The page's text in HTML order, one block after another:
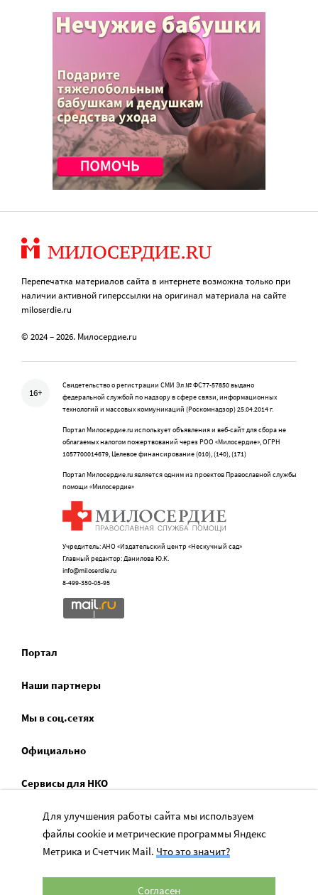
Перепечатка материалов сайта в интернете возможна только при
наличии активной гиперссылки на оригинал материала на сайте
miloserdie.ru
© 2024 – 2026. Милосердие.ru
16+
Свидетельство о регистрации СМИ Эл № ФС77-57850 выдано
федеральной службой по надзору в сфере связи, информационных
технологий и массовых коммуникаций (Роскомнадзор) 25.04.2014 г.
Портал Милосердие.ru использует объявления и веб-сайт для сбора не
облагаемых налогом пожертвований через РОО «Милосердие», ОГРН
1057700014679, Целевое финансирование (010), (140), (171)
Портал Милосердие.ru является одним из проектов Православной службы
помощи «Милосердие»
Учредитель: АНО «Издательский центр «Нескучный сад»
Главный редактор: Данилова Ю.К.
info@miloserdie.ru
8-499-350-05-95
Портал
Наши партнеры
Мы в соц.сетях
Официально
Сервисы для НКО
Спецпроекты
Социальное служение
Для улучшения работы сайта мы используем
файлы cookie и метрические программы Яндекс
Метрика и Счетчик Mail. Что это значит?
Согласен